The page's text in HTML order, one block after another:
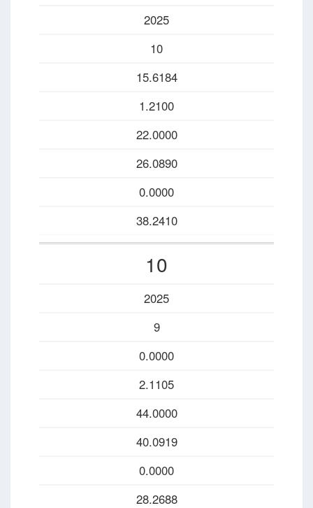
2025
10
15.6184
1.2100
22.0000
26.0890
0.0000
38.2410
10
2025
9
0.0000
2.1105
44.0000
40.0919
0.0000
28.2688